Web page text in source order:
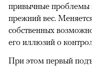
привычные проблемы
прежний вес.
собственных
его иллюзий о
При этом первый